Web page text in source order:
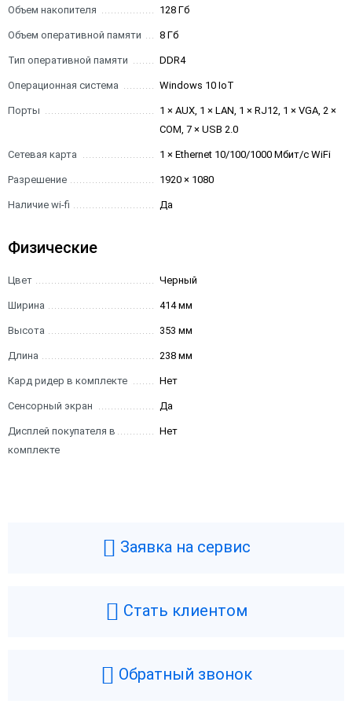
Объем накопителя 128 Гб
Объем оперативной памяти 8 Гб
Тип оперативной памяти DDR4
Операционная система Windows 10 IoT
Порты
1 × AUX, 1 × LAN, 1 × RJ12, 1 × VGA, 2 ×
COM, 7 × USB 2.0
Сетевая карта 1 × Ethernet 10/100/1000 Мбит/с WiFi
Разрешение 1920 × 1080
Наличие wi-fi Да
Физические
Цвет Черный
Ширина 414 мм
Высота 353 мм
Длина 238 мм
Кард ридер в комплекте Нет
Сенсорный экран Да
Дисплей покупателя в
комплекте
Нет
Заявка на сервис
Стать клиентом
Обратный звонок